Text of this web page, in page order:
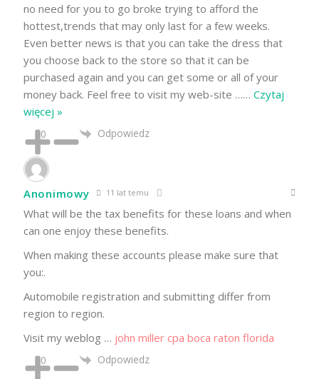
no need for you to go broke trying to afford the
hottest,trends that may only last for a few weeks.
Even better news is that you can take the dress that
you choose back to the store so that it can be
purchased again and you can get some or all of your
money back. Feel free to visit my web-site …… Czytaj
więcej »
0 Odpowiedz
Anonimowy 11 lat temu
What will be the tax benefits for these loans and when
can one enjoy these benefits.
When making these accounts please make sure that
you:.
Automobile registration and submitting differ from
region to region.
Visit my weblog … john miller cpa boca raton florida
0 Odpowiedz